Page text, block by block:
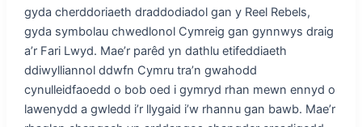
gyda cherddoriaeth draddodiadol gan y Reel Rebels,
gyda symbolau chwedlonol Cymreig gan gynnwys draig
a’r Fari Lwyd. Mae’r parêd yn dathlu etifeddiaeth
ddiwylliannol ddwfn Cymru tra’n gwahodd
cynulleidfaoedd o bob oed i gymryd rhan mewn ennyd o
lawenydd a gwledd i’r llygaid i’w rhannu gan bawb. Mae’r